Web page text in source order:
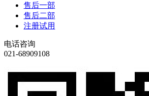
售后一部
售后二部
注册试用
电话咨询
021-68909108